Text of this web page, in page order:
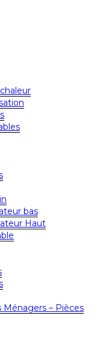
bas
Haut
Ménagers – Pièces